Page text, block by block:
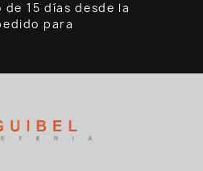
de 15 días desde la
para